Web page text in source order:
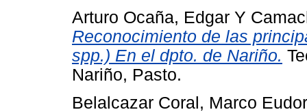
Arturo Ocaña, Edgar Y
Reconocimiento de las
spp.) En el dpto. de Nariño.
Nariño, Pasto.
Belalcazar Coral, Marco